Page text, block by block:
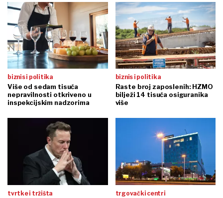
biznis i politika
Više od sedam tisuća
nepravilnosti otkriveno u
inspekcijskim nadzorima
biznis i politika
Raste broj zaposlenih: HZMO
bilježi 14 tisuća osiguranika
više
tvrtke i tržišta trgovački centri